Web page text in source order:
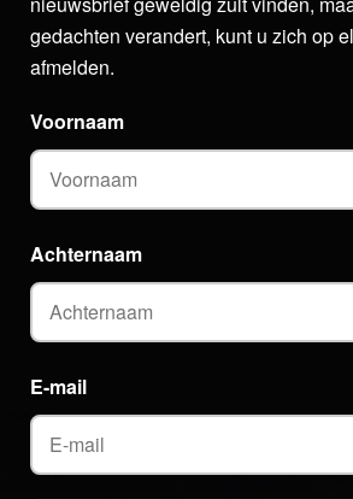
gedachten verandert, kunt u zich op
afmelden.
E-mail
Voornaam
Achternaam